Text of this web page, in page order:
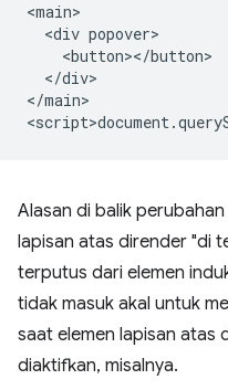
<main>
  <div popover>
    <button></button>
  </div>
</main>
Alasan di balik
lapisan atas dirender "di
terputus dari elemen
tidak masuk akal untuk
saat elemen lapisan atas
diaktifkan, misalnya.